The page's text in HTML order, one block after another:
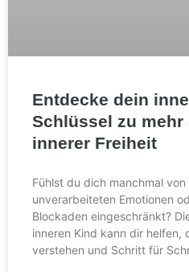
Entdecke dein
Schlüssel zu
innerer Freiheit
Fühlst du dich manchmal
unverarbeiteten Emotionen
Blockaden eingeschränkt?
inneren Kind kann dir helfen,
verstehen und Schritt für